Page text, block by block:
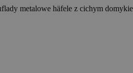
metalowe häfele z cichym